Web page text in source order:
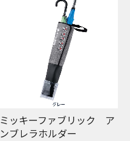
ミッキーファブリック ア
ンブレラホルダー